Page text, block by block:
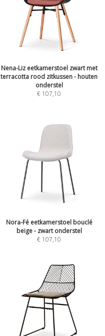
Nena-Liz eetkamerstoel zwart met
terracotta rood zitkussen - houten
onderstel
€ 107,10
Nora-Fé eetkamerstoel bouclé
beige - zwart onderstel
€ 107,10